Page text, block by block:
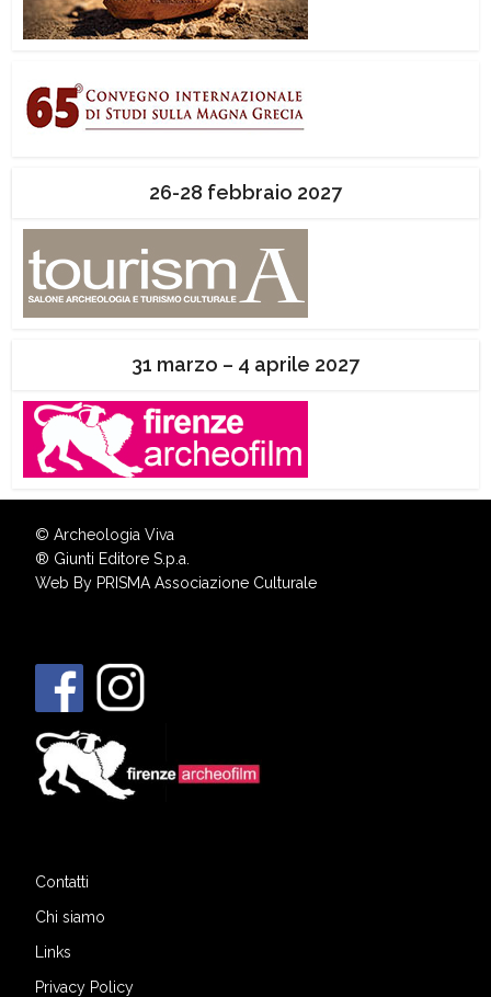
26-28 febbraio 2027
31 marzo – 4 aprile 2027
© Archeologia Viva
® Giunti Editore S.p.a.
Web By PRISMA Associazione Culturale
Contatti
Chi siamo
Links
Privacy Policy